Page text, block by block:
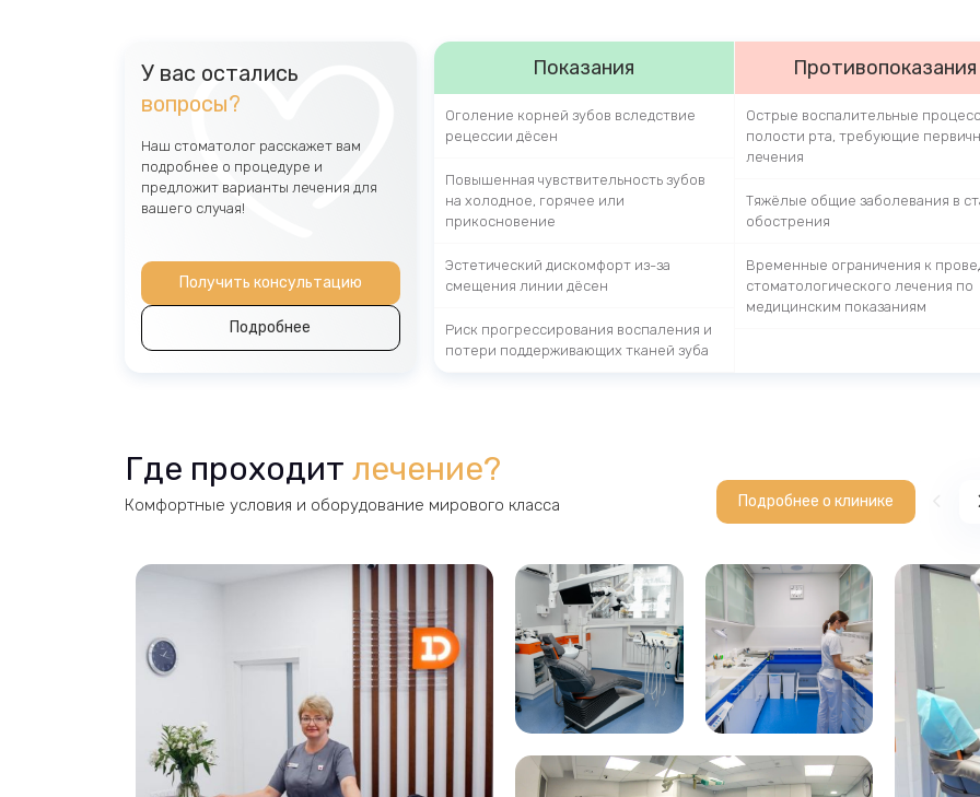
У вас остались
вопросы?
Наш стоматолог расскажет вам
подробнее о процедуре и
предложит варианты лечения для
вашего случая!
Получить консультацию
Подробнее
Показания
Оголение корней зубов вследствие
рецессии дёсен
Повышенная чувствительность зубов
на холодное, горячее или
прикосновение
Эстетический дискомфорт из-за
смещения линии дёсен
Риск прогрессирования воспаления и
потери поддерживающих тканей зуба
Противопоказания
Острые воспалительные
полости рта, требующие
лечения
Тяжёлые общие заболевания в
обострения
Временные ограничения к
стоматологического лечения по
медицинским показаниям
Где проходит лечение?
Комфортные условия и оборудование мирового класса Подробнее о клинике